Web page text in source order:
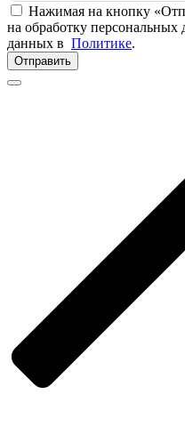
Нажимая на кнопку
на обработку
данных в Политике.
Отправить